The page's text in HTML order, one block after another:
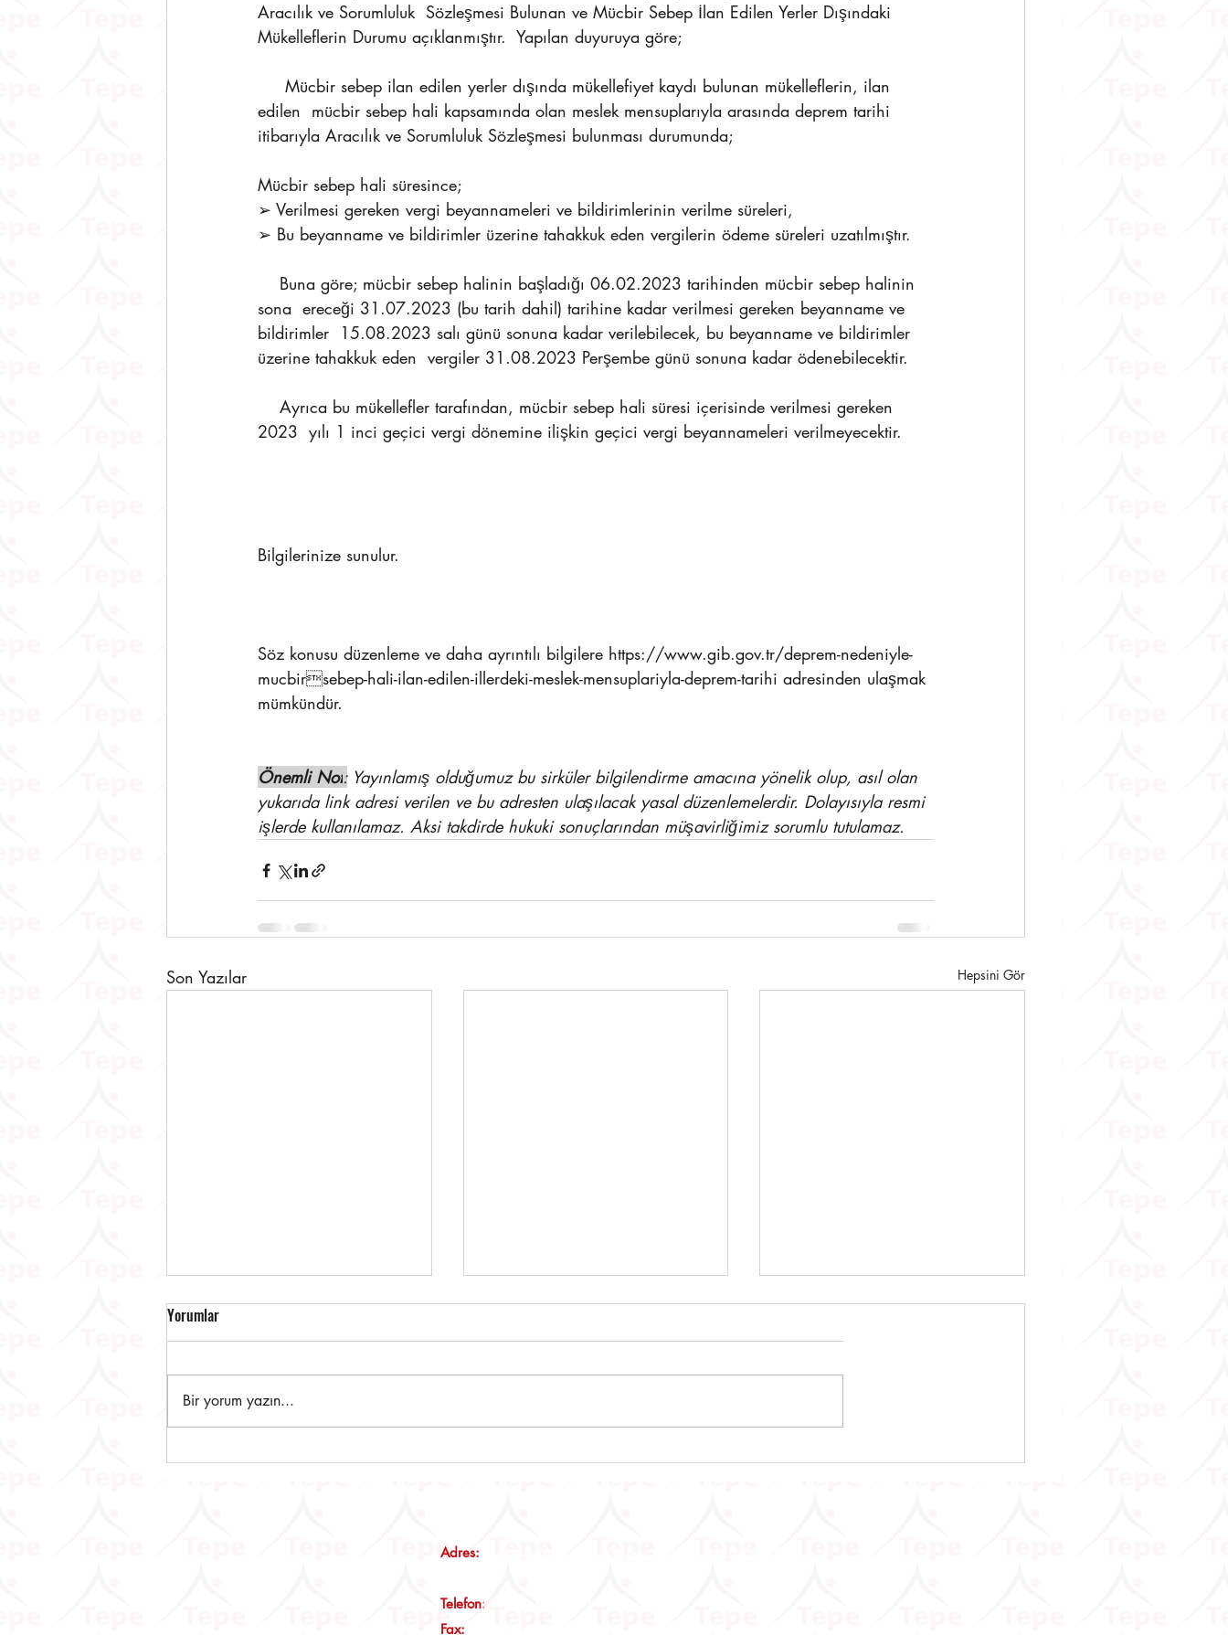
Aracılık ve Sorumluluk  Sözleşmesi Bulunan ve Mücbir Sebep İlan Edilen Yerler Dışındaki
Mükelleflerin Durumu açıklanmıştır.  Yapılan duyuruya göre;
edilen  mücbir sebep hali kapsamında olan meslek mensuplarıyla arasında deprem tarihi
itibarıyla Aracılık ve Sorumluluk Sözleşmesi bulunması durumunda;
Mücbir sebep hali süresince;
➢ Verilmesi gereken vergi beyannameleri ve bildirimlerinin verilme süreleri,
➢ Bu beyanname ve bildirimler üzerine tahakkuk eden vergilerin ödeme süreleri uzatılmıştır.
sona  ereceği 31.07.2023 (bu tarih dahil) tarihine kadar verilmesi gereken beyanname ve
bildirimler  15.08.2023 salı günü sonuna kadar verilebilecek, bu beyanname ve bildirimler
üzerine tahakkuk eden  vergiler 31.08.2023 Perşembe günü sonuna kadar ödenebilecektir.
2023  yılı 1 inci geçici vergi dönemine ilişkin geçici vergi beyannameleri verilmeyecektir.
Bilgilerinize sunulur.
Söz konusu düzenleme ve daha ayrıntılı bilgilere https://www.gib.gov.tr/deprem-nedeniyle-
mucbirsebep-hali-ilan-edilen-illerdeki-meslek-mensuplariyla-deprem-tarihi adresinden ulaşmak
mümkündür.
Önemli Not: Yayınlamış olduğumuz bu sirküler bilgilendirme amacına yönelik olup, asıl olan
yukarıda link adresi verilen ve bu adresten ulaşılacak yasal düzenlemelerdir. Dolayısıyla resmi
işlerde kullanılamaz. Aksi takdirde hukuki sonuçlarından müşavirliğimiz sorumlu tutulamaz.
Son Yazılar Hepsini Gör
Dijital Vergi Dairesine Yeni
ÖTV3A, ÖTV3C VE ÖTV4
Emlak Vergisi Kanunu Genel
Yorumlar
Bir yorum yazın...
Adres:
Telefon:
Fax: